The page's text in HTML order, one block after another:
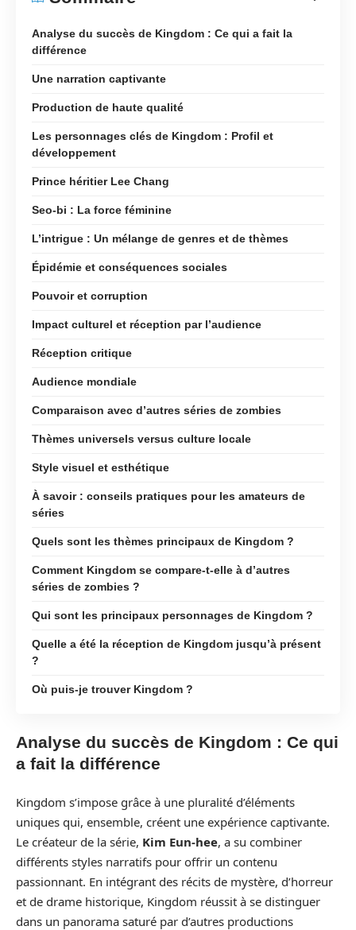
Analyse du succès de Kingdom : Ce qui a fait la
différence
Une narration captivante
Production de haute qualité
Les personnages clés de Kingdom : Profil et
développement
Prince héritier Lee Chang
Seo-bi : La force féminine
L’intrigue : Un mélange de genres et de thèmes
Épidémie et conséquences sociales
Pouvoir et corruption
Impact culturel et réception par l’audience
Réception critique
Audience mondiale
Comparaison avec d’autres séries de zombies
Thèmes universels versus culture locale
Style visuel et esthétique
À savoir : conseils pratiques pour les amateurs de
séries
Quels sont les thèmes principaux de Kingdom ?
Comment Kingdom se compare-t-elle à d’autres
séries de zombies ?
Qui sont les principaux personnages de Kingdom ?
Quelle a été la réception de Kingdom jusqu’à présent
?
Où puis-je trouver Kingdom ?
Analyse du succès de Kingdom : Ce qui
a fait la différence
Kingdom s’impose grâce à une pluralité d’éléments
uniques qui, ensemble, créent une expérience captivante.
Le créateur de la série, Kim Eun-hee, a su combiner
différents styles narratifs pour offrir un contenu
passionnant. En intégrant des récits de mystère, d’horreur
et de drame historique, Kingdom réussit à se distinguer
dans un panorama saturé par d’autres productions